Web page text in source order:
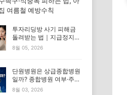
여름철 예방수칙
투자리딩방 사기 피해금
돌려받는 법｜지급정지부
터 경찰 신고까지
8월 05, 2026
단원병원은 상급종합병원
일까? 종합병원 여부·주소·
전화번호 확인
8월 03, 2026